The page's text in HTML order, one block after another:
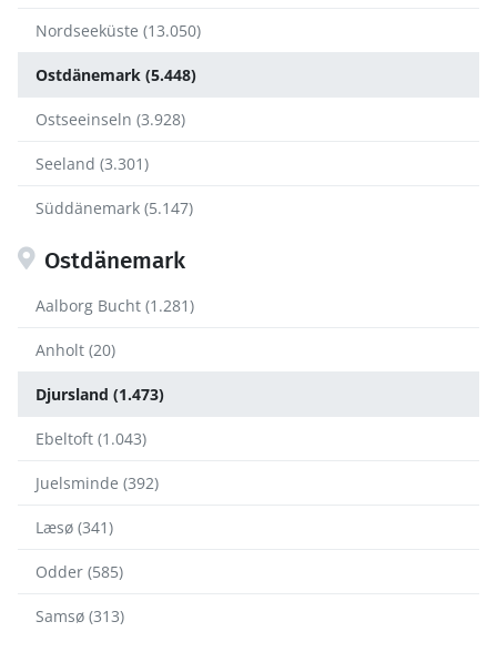
Nordseeküste (13.050)
Ostdänemark (5.448)
Ostseeinseln (3.928)
Seeland (3.301)
Süddänemark (5.147)
Ostdänemark
Aalborg Bucht (1.281)
Anholt (20)
Djursland (1.473)
Ebeltoft (1.043)
Juelsminde (392)
Læsø (341)
Odder (585)
Samsø (313)